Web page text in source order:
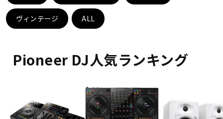
キーボード 電子ピアノ
その他楽器
ヴィンテージ ALL
Pioneer DJ人気ランキング